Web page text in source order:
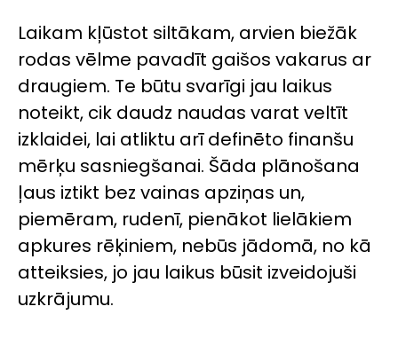
Laikam kļūstot siltākam, arvien biežāk
rodas vēlme pavadīt gaišos vakarus ar
draugiem. Te būtu svarīgi jau laikus
noteikt, cik daudz naudas varat veltīt
izklaidei, lai atliktu arī definēto finanšu
mērķu sasniegšanai. Šāda plānošana
ļaus iztikt bez vainas apziņas un,
piemēram, rudenī, pienākot lielākiem
apkures rēķiniem, nebūs jādomā, no kā
atteiksies, jo jau laikus būsit izveidojuši
uzkrājumu.